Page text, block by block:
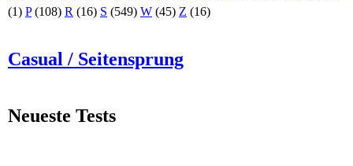
(1) P(108) R (16) S (549) W (45) Z (16)
Casual / Seitensprung
Neueste Tests